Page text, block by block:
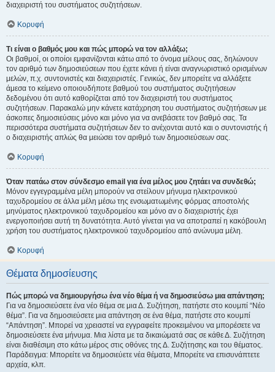
διαχειριστή του συστήματος συζητήσεων.
Κορυφή
Τι είναι ο βαθμός μου και πώς μπορώ να τον αλλάξω;
Οι βαθμοί, οι οποίοι εμφανίζονται κάτω από το όνομα μέλους σας, δηλώνουν
τον αριθμό των δημοσιεύσεων που έχετε κάνει ή είναι αναγνωριστικό ορισμένων
μελών, π.χ. συντονιστές και διαχειριστές. Γενικώς, δεν μπορείτε να αλλάξετε
άμεσα το κείμενο οποιουδήποτε βαθμού του συστήματος συζητήσεων
δεδομένου ότι αυτό καθορίζεται από τον διαχειριστή του συστήματος
συζητήσεων. Παρακαλώ μην κάνετε κατάχρηση του συστήματος συζητήσεων με
άσκοπες δημοσιεύσεις μόνο και μόνο για να ανεβάσετε τον βαθμό σας. Τα
περισσότερα συστήματα συζητήσεων δεν το ανέχονται αυτό και ο συντονιστής ή
ο διαχειριστής απλώς θα μειώσει τον αριθμό των δημοσιεύσεων σας.
Κορυφή
Όταν πατάω στον σύνδεσμο email για ένα μέλος μου ζητάει να συνδεθώ;
Μόνον εγγεγραμμένα μέλη μπορούν να στείλουν μήνυμα ηλεκτρονικού
ταχυδρομείου σε άλλα μέλη μέσω της ενσωματωμένης φόρμας αποστολής
μηνύματος ηλεκτρονικού ταχυδρομείου και μόνο αν ο διαχειριστής έχει
ενεργοποιήσει αυτή τη δυνατότητα. Αυτό γίνεται για να αποτραπεί η κακόβουλη
χρήση του συστήματος ηλεκτρονικού ταχυδρομείου από ανώνυμα μέλη.
Κορυφή
Θέματα δημοσίευσης
Πώς μπορώ να δημιουργήσω ένα νέο θέμα ή να δημοσιεύσω μια απάντηση;
Για να δημοσιεύσετε ένα νέο θέμα σε μια Δ. Συζήτηση, πατήστε στο κουμπί “Νέο
θέμα”. Για να δημοσιεύσετε μια απάντηση σε ένα θέμα, πατήστε στο κουμπί
“Απάντηση”. Μπορεί να χρειαστεί να εγγραφείτε προκειμένου να μπορέσετε να
δημοσιεύσετε ένα μήνυμα. Μια λίστα με τα δικαιώματά σας σε κάθε Δ. Συζήτηση
είναι διαθέσιμη στο κάτω μέρος στις οθόνες της Δ. Συζήτησης και του θέματος.
Παράδειγμα: Μπορείτε να δημοσιεύετε νέα θέματα, Μπορείτε να επισυνάπτετε
αρχεία, κλπ.